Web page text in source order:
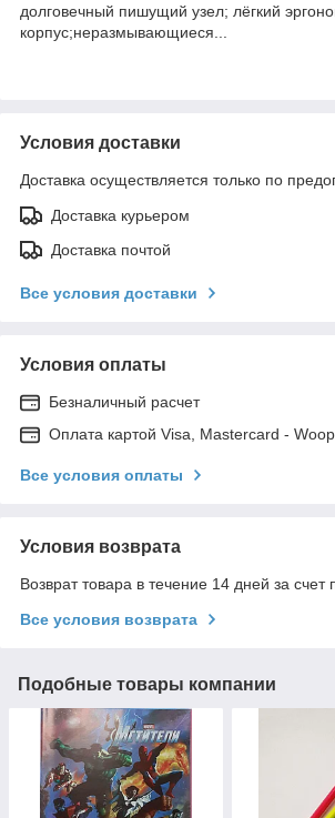
долговечный пишущий узел; лёгкий
корпус;неразмывающиеся...
Условия доставки
Доставка осуществляется только по
Доставка курьером
Доставка почтой
Все условия доставки
Условия оплаты
Безналичный расчет
Оплата картой Visa, Mastercard -
Все условия оплаты
Условия возврата
Возврат товара в течение 14 дней за счет
Все условия возврата
Подобные товары компании